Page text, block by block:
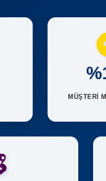
MÜŞTERİ